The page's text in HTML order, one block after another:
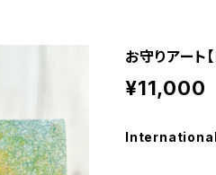
お守りアー
¥11,000